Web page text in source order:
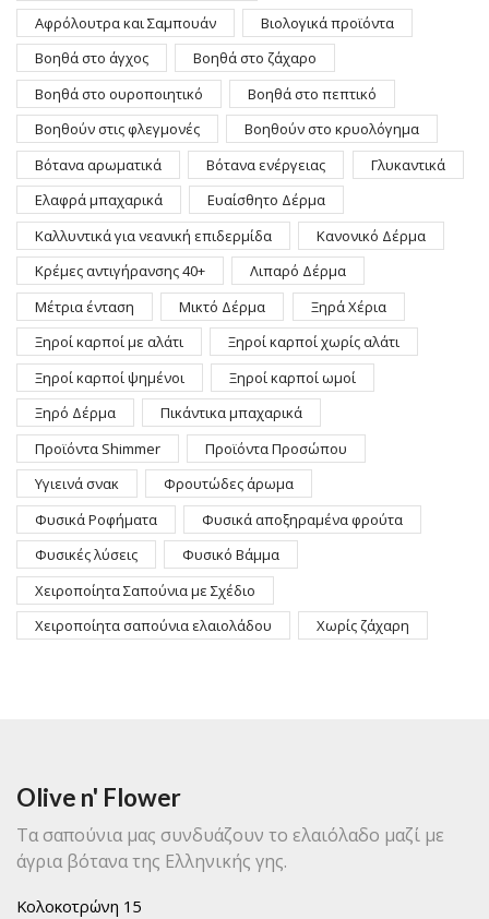
Αφρόλουτρα και Σαμπουάν
Βιολογικά προϊόντα
Βοηθά στο άγχος
Βοηθά στο ζάχαρο
Βοηθά στο ουροποιητικό
Βοηθά στο πεπτικό
Βοηθούν στις φλεγμονές
Βοηθούν στο κρυολόγημα
Βότανα αρωματικά
Βότανα ενέργειας
Γλυκαντικά
Ελαφρά μπαχαρικά
Ευαίσθητο Δέρμα
Καλλυντικά για νεανική επιδερμίδα
Κανονικό Δέρμα
Κρέμες αντιγήρανσης 40+
Λιπαρό Δέρμα
Μέτρια ένταση
Μικτό Δέρμα
Ξηρά Χέρια
Ξηροί καρποί με αλάτι
Ξηροί καρποί χωρίς αλάτι
Ξηροί καρποί ψημένοι
Ξηροί καρποί ωμοί
Ξηρό Δέρμα
Πικάντικα μπαχαρικά
Προϊόντα Shimmer
Προϊόντα Προσώπου
Υγιεινά σνακ
Φρουτώδες άρωμα
Φυσικά Ροφήματα
Φυσικά αποξηραμένα φρούτα
Φυσικές λύσεις
Φυσικό Βάμμα
Χειροποίητα Σαπούνια με Σχέδιο
Χειροποίητα σαπούνια ελαιολάδου
Χωρίς ζάχαρη
Olive n' Flower
Τα σαπούνια μας συνδυάζουν το ελαιόλαδο μαζί με
άγρια βότανα της Ελληνικής γης.
Κολοκοτρώνη 15